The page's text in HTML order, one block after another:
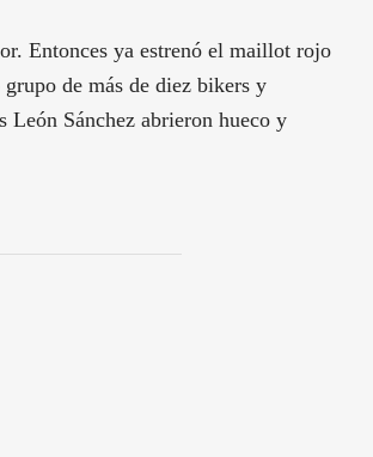
Entonces ya estrenó el maillot rojo
de más de diez bikers y
Sánchez abrieron hueco y